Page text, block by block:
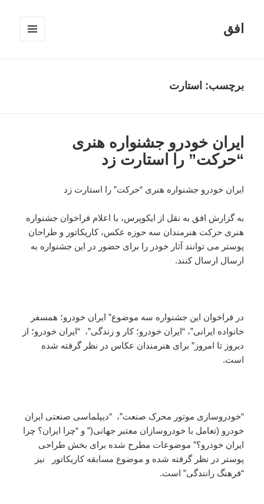
افق
برچسب: استارت
ایران خودرو جشنواره هنری
“حرکت” را استارت زد
ایران خودرو جشنواره هنری “حرکت” را استارت زد
به گزارش افق به نقل از ایکوپرس، با اعلام فراخوان جشنواره
هنری حرکت هنرمندان سه حوزه عکس، کاریکاتور و طراحان
پوستر می توانند آثار خودر را برای حضور در این جشنواره به
ارسال ارسال کنند.
در فراخوان این جشنواره سه موضوع” ایران خودرو؛ همسفر
خانواده ایرانی”، “ایران خودرو؛ کار و زندگی”، “ایران خودرو؛ از
دیروز تا امروز” برای هنرمندان عکاس در نظر گرفته شده
است.
“خودروسازی موتور محرک صنعت”، “دیپلماسی صنعتی ایران
خودرو (تعامل با خودروسازان معتبر جهانی(” و “چرا ایران؟ چرا
ایران خودرو؟” موضوعات مطرح شده برای بخش طراحی
پوستر در نظر گرفته شده و موضوع مسابقه کاریکاتور نیز
“فرهنگ رانندگی” است.